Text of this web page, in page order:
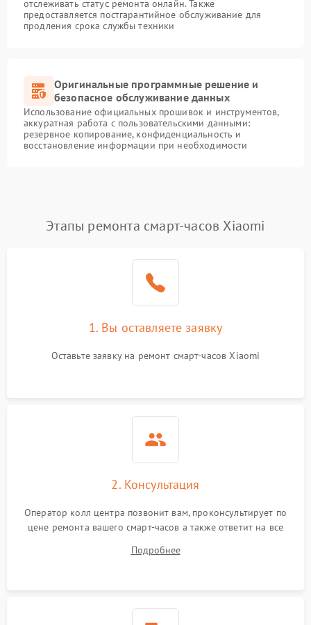
отслеживать статус ремонта онлайн. Также
предоставляется постгарантийное обслуживание для
продления срока службы техники
Оригинальные программные решение и
безопасное обслуживание данных
Использование официальных прошивок и инструментов,
аккуратная работа с пользовательскими данными:
резервное копирование, конфиденциальность и
восстановление информации при необходимости
Этапы ремонта смарт-часов Xiaomi
1. Вы оставляете заявку
Оставьте заявку на ремонт смарт-часов Xiaomi
2. Консультация
Оператор колл центра позвонит вам, проконсультирует по
цене ремонта вашего смарт-часов а также ответит на все
Подробнее